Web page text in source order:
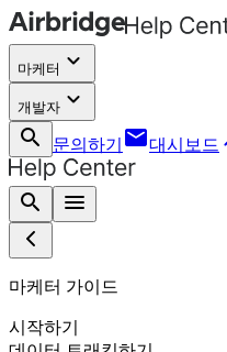
마케터 keyboard_arrow_down
개발자 keyboard_arrow_down
search
문의하기 email대시보드
search menu
마케터 가이드
시작하기